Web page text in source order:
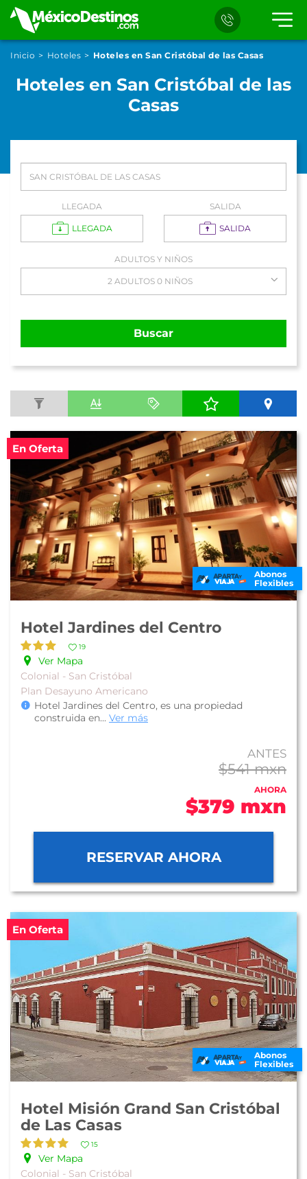
Inicio Hoteles Hoteles en San Cristóbal de las Casas
Hoteles en San Cristóbal de las
Casas
LLEGADA
LLEGADA
SALIDA
SALIDA
ADULTOS Y NIÑOS
2 ADULTOS 0 NIÑOS
Buscar
En Oferta
Abonos
Flexibles
Hotel Jardines del Centro
19
Ver Mapa
Colonial - San Cristóbal
Plan Desayuno Americano
Hotel Jardines del Centro, es una propiedad
construida en... Ver más
ANTES
$541 mxn
AHORA
$379 mxn
RESERVAR AHORA
En Oferta
Abonos
Flexibles
Hotel Misión Grand San Cristóbal
de Las Casas
15
Ver Mapa
Colonial - San Cristóbal